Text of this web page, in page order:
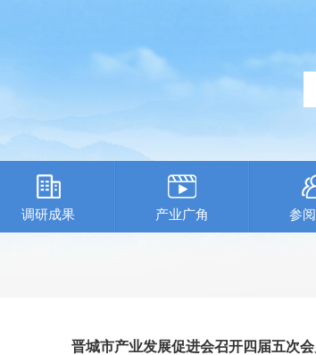
调研成果 产业广角 参
晋城市产业发展促进会召开四届五次